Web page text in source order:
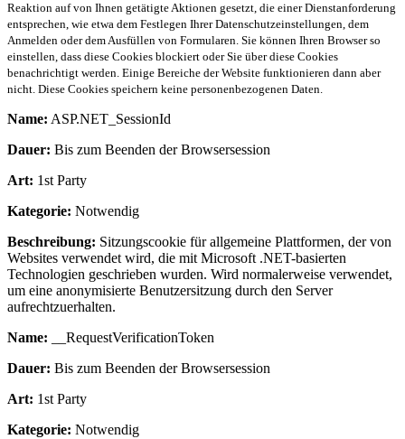
Reaktion auf von Ihnen getätigte Aktionen gesetzt, die einer Dienstanforderung
entsprechen, wie etwa dem Festlegen Ihrer Datenschutzeinstellungen, dem
Anmelden oder dem Ausfüllen von Formularen. Sie können Ihren Browser so
einstellen, dass diese Cookies blockiert oder Sie über diese Cookies
benachrichtigt werden. Einige Bereiche der Website funktionieren dann aber
nicht. Diese Cookies speichern keine personenbezogenen Daten.
Name: ASP.NET_SessionId
Dauer: Bis zum Beenden der Browsersession
Art: 1st Party
Kategorie: Notwendig
Beschreibung: Sitzungscookie für allgemeine Plattformen, der von
Websites verwendet wird, die mit Microsoft .NET-basierten
Technologien geschrieben wurden. Wird normalerweise verwendet,
um eine anonymisierte Benutzersitzung durch den Server
aufrechtzuerhalten.
Name: __RequestVerificationToken
Dauer: Bis zum Beenden der Browsersession
Art: 1st Party
Kategorie: Notwendig